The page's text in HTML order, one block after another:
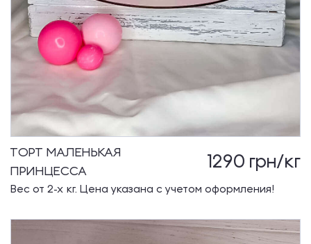
ТОРТ МАЛЕНЬКАЯ
ПРИНЦЕССА
1290 грн/кг
Вес от 2-х кг. Цена указана с учетом оформления!